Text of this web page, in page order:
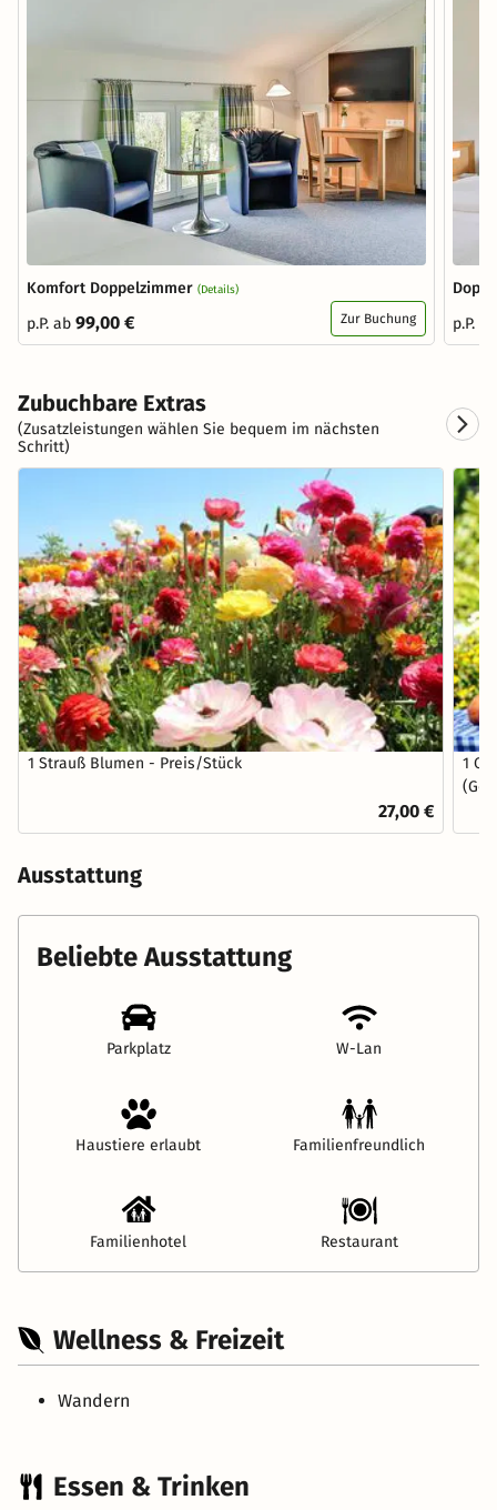
Komfort Doppelzimmer (Details)
p.P. ab 99,00 € Zur Buchung
p.P.
Zubuchbare Extras
(Zusatzleistungen wählen Sie bequem im nächsten
Schritt)
1 Strauß Blumen - Preis/Stück
27,00 €
1
Ausstattung
Beliebte Ausstattung
Parkplatz W-Lan
Haustiere erlaubt Familienfreundlich
Familienhotel Restaurant
Wellness & Freizeit
Wandern
Essen & Trinken